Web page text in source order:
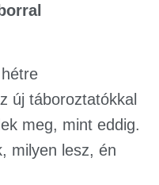
új táboroztatókkal
meg, mint eddig.
milyen lesz, én